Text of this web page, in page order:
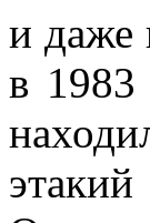
и даже
в 1983